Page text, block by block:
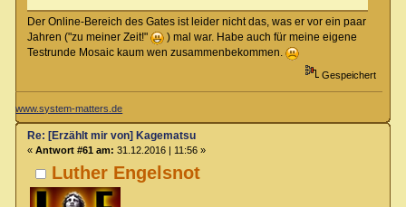
Der Online-Bereich des Gates ist leider nicht das, was er vor ein paar
Jahren ("zu meiner Zeit!"
) mal war. Habe auch für meine eigene
Testrunde Mosaic kaum wen zusammenbekommen.
Gespeichert
www.system-matters.de
Luther Engelsnot
Re: [Erzählt mir von] Kagematsu
« Antwort #61 am: 31.12.2016 | 11:56 »